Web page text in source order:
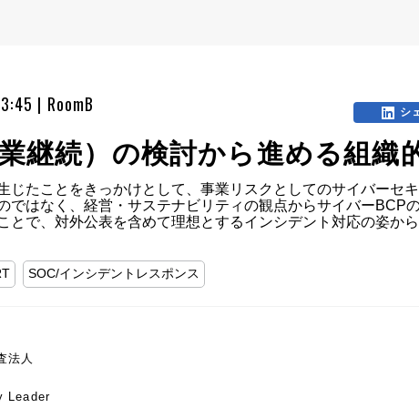
| RoomB シ
継続）の検討から進める組織
じたことをきっかけとして、事業リスクとしてのサイバーセ
ではなく、経営・サステナビリティの観点からサイバーBCP
とで、対外公表を含めて理想とするインシデント対応の姿か
SOC/インシデントレスポンス
法人
Leader